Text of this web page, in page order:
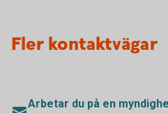
Fler kontaktvägar
Arbetar du på en